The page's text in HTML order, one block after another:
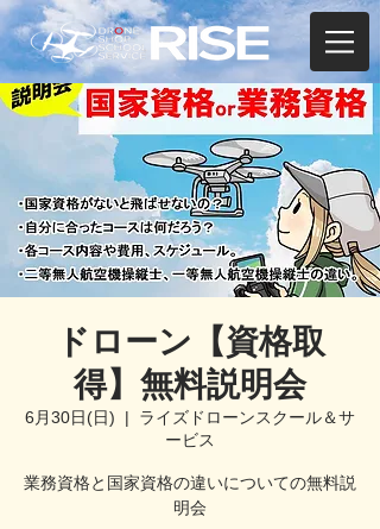
ドローン【資格取
得】無料説明会
6月30日(日)
  |
ライズドローンスクール＆サ
ービス
業務資格と国家資格の違いについての無料説
明会